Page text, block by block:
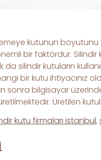
kutunun
bir faktördür.
silindir kutuların
bir kutu ihtiyacınız
sonra bilgisayar
Üretilen
kutu firmaları istanbul,